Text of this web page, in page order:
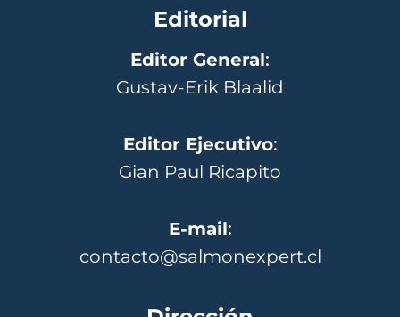
Editorial
Editor General:
Gustav-Erik Blaalid
Editor Ejecutivo:
Gian Paul Ricapito
E-mail:
contacto@salmonexpert.cl